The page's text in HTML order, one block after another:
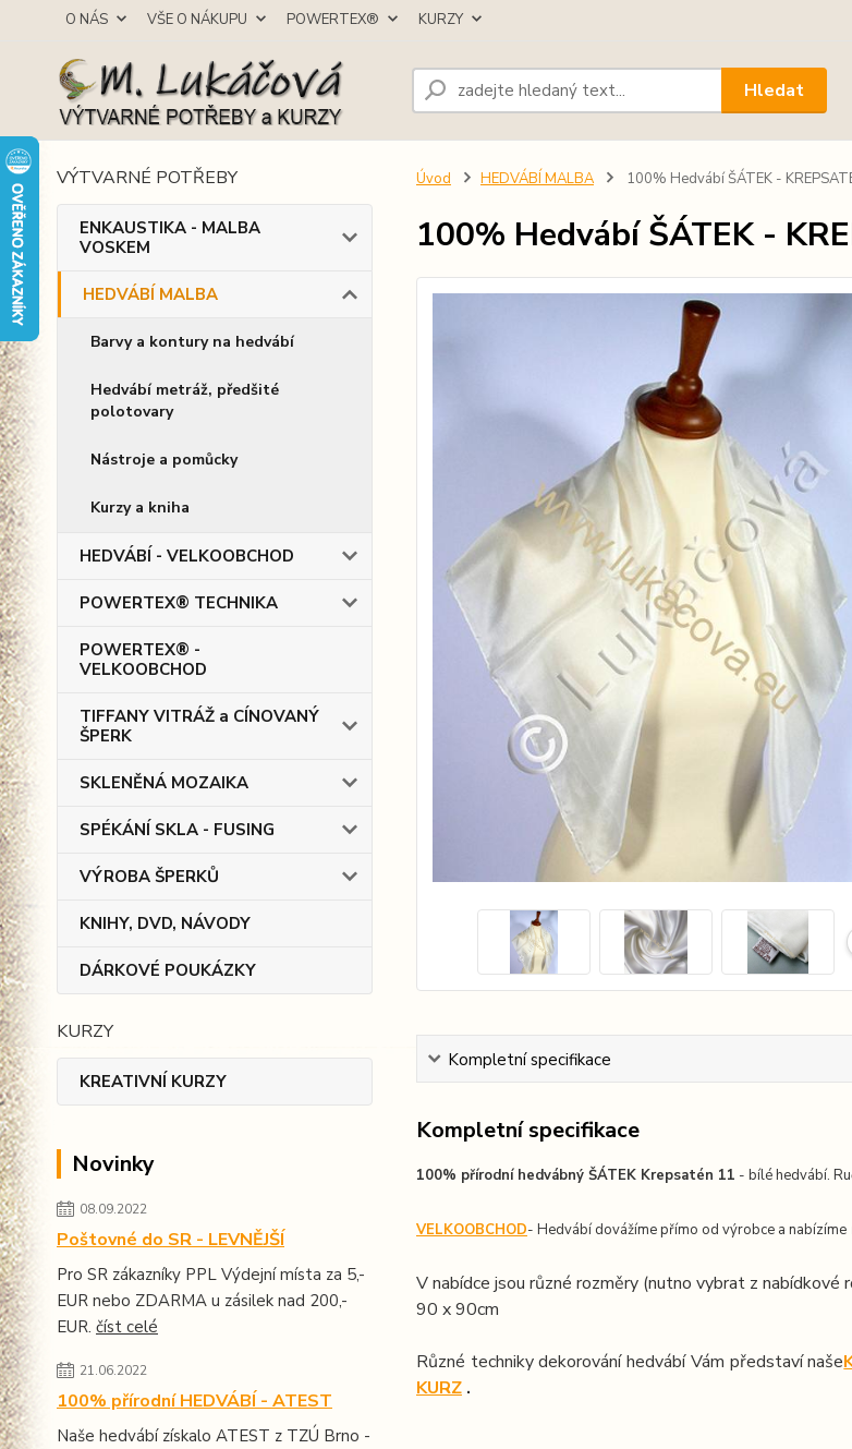
O NÁS VŠE O NÁKUPU POWERTEX® KURZY
Hledat
VÝTVARNÉ POTŘEBY
ENKAUSTIKA - MALBA
VOSKEM
HEDVÁBÍ MALBA
Barvy a kontury na hedvábí
Hedvábí metráž, předšité
polotovary
Nástroje a pomůcky
Kurzy a kniha
HEDVÁBÍ - VELKOOBCHOD
POWERTEX® TECHNIKA
POWERTEX® -
VELKOOBCHOD
TIFFANY VITRÁŽ a CÍNOVANÝ
ŠPERK
SKLENĚNÁ MOZAIKA
SPÉKÁNÍ SKLA - FUSING
VÝROBA ŠPERKŮ
KNIHY, DVD, NÁVODY
DÁRKOVÉ POUKÁZKY
KURZY
KREATIVNÍ KURZY
Novinky
08.09.2022
Poštovné do SR - LEVNĚJŠÍ
Pro SR zákazníky PPL Výdejní místa za 5,-
EUR nebo ZDARMA u zásilek nad 200,-
EUR. číst celé
21.06.2022
100% přírodní HEDVÁBÍ - ATEST
Naše hedvábí získalo ATEST z TZÚ Brno -
Úvod HEDVÁBÍ MALBA 100% Hedvábí ŠÁTEK -
100% Hedvábí ŠÁTEK -
Kompletní specifikace
Kompletní specifikace
100% přírodní hedvábný ŠÁTEK Krepsatén 11 - bílé hedvábí.
VELKOOBCHOD- Hedvábí dovážíme přímo od výrobce a nabízíme
V nabídce jsou různé rozměry (nutno vybrat z nabídkové
90 x 90cm
Různé techniky dekorování hedvábí Vám představí naše
KURZ.